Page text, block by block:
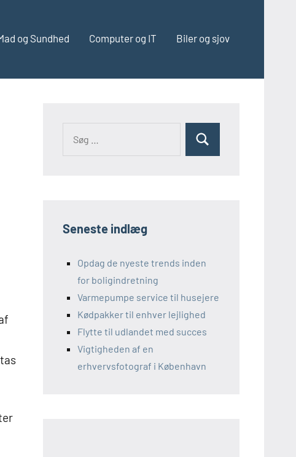
og Sundhed Computer og IT Biler og sjov
Seneste indlæg
Opdag de nyeste trends inden
for boligindretning
Varmepumpe service til husejere
Kødpakker til enhver lejlighed
Flytte til udlandet med succes
Vigtigheden af en
erhvervsfotograf i København